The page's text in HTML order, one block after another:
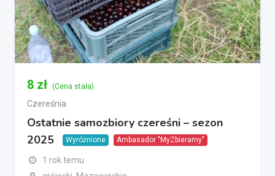
8 zł (Cena stała)
Czereśnia
Ostatnie samozbiory czereśni – sezon
2025
Wyróżnione Ambasador "MyZbieramy"
1 rok temu